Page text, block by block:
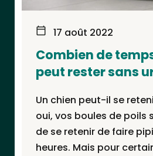
17 août 2022
Combien de
peut rester sans
Un chien peut-il se
oui, vos boules de poils
de se retenir de faire
heures. Mais pour